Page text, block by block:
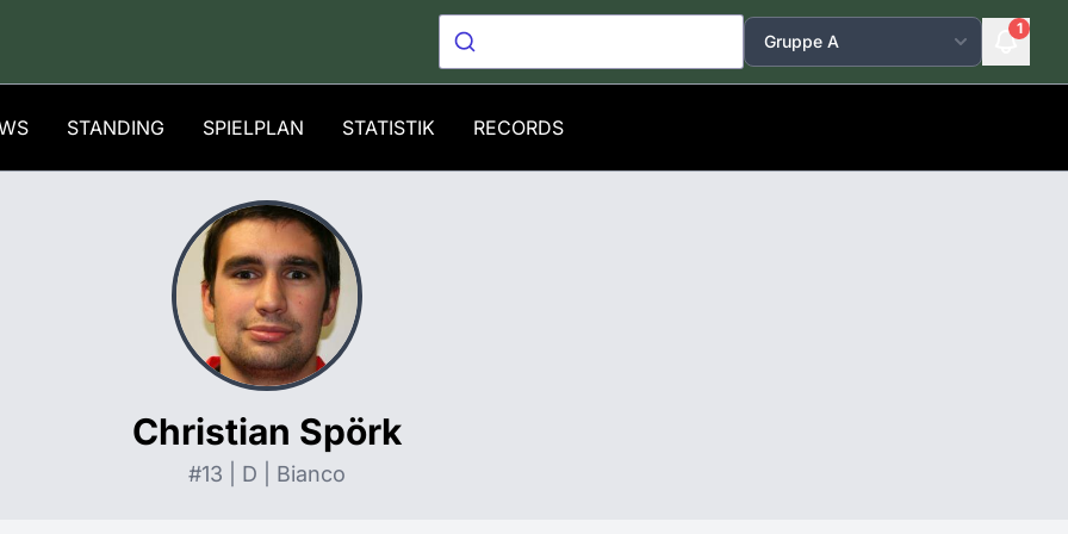
1
STANDING SPIELPLAN STATISTIK RECORDS
Christian Spörk
#13 | D | Bianco